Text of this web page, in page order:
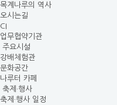
목계나루의 역사
오시는길
CI
업무협약기관
주요시설
강배체험관
문화공간
나루터 카페
축제·행사
축제·행사 일정